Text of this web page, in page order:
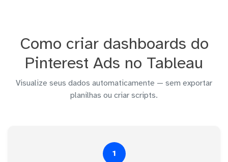
Como criar dashboards do
Pinterest Ads no Tableau
Visualize seus dados automaticamente — sem exportar
planilhas ou criar scripts.
1